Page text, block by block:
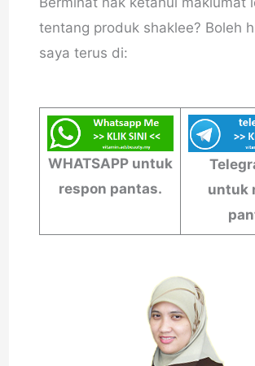
tentang produk shaklee? Boleh
saya terus di:
WHATSAPP untuk
respon pantas.
untuk